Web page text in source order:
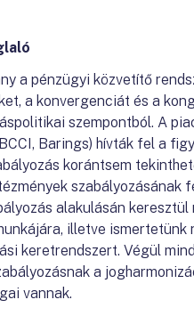
a pénzügyi közvetítő
a konvergenciát és a
szempontból. A
Barings) hívták fel a
korántsem
szabályozásának
alakulásán
illetve
keretrendszert. Végül
a
vannak.